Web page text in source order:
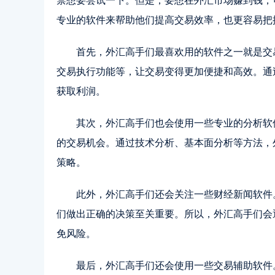
专业的软件来帮助他们提高交易效率，也更容易
首先，外汇高手们最喜欢用的软件之一就是
交易执行功能等，让交易变得更加便捷和高效。
获取利润。
其次，外汇高手们也会使用一些专业的分析
的交易机会。通过技术分析、基本面分析等方法
策略。
此外，外汇高手们还会关注一些财经新闻软
们做出正确的决策至关重要。所以，外汇高手们
免风险。
最后，外汇高手们还会使用一些交易辅助软